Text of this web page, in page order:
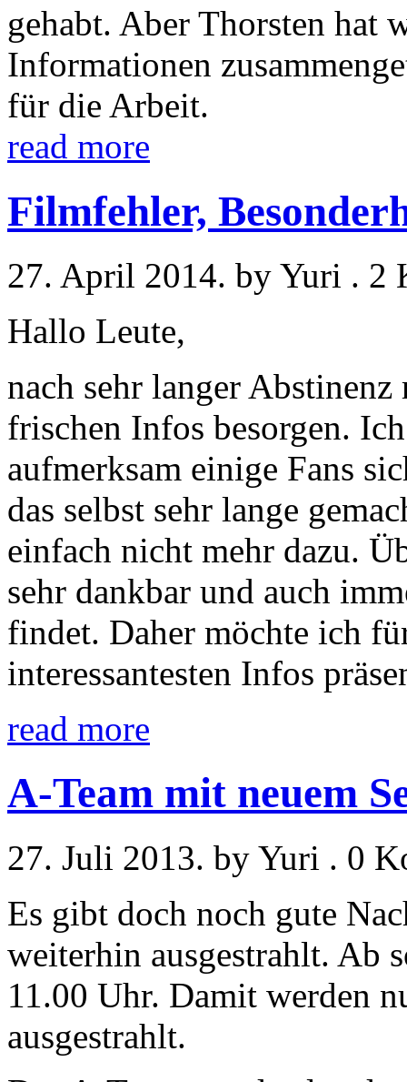
gehabt. Aber Thorsten hat
Informationen
für die Arbeit.
read more
Filmfehler,
27. April 2014. by Yuri . 2
Hallo Leute,
nach sehr langer
frischen Infos besorgen.
aufmerksam einige Fans
das selbst sehr lange
einfach nicht mehr dazu.
sehr dankbar und auch
findet. Daher möchte ich
interessantesten Infos
read more
A-Team mit neuem
27. Juli 2013. by Yuri . 0
Es gibt doch noch gute
weiterhin ausgestrahlt. Ab
11.00 Uhr. Damit werden
ausgestrahlt.